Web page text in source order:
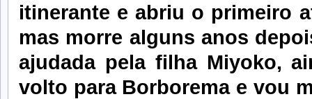
itinerante e abriu o primeiro
mas morre alguns anos
ajudada pela filha Miyoko,
volto para Borborema e vou